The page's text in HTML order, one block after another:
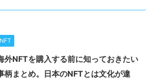
NFT
外NFTを購入する前に知っておきたい
柄まとめ。日本のNFTとは文化が違